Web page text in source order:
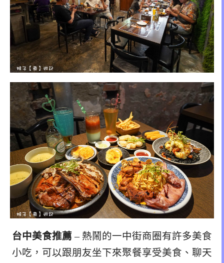
台中美食推薦– 熱鬧的一中街商圈有許多美食
小吃，可以跟朋友坐下來聚餐享受美食、聊天